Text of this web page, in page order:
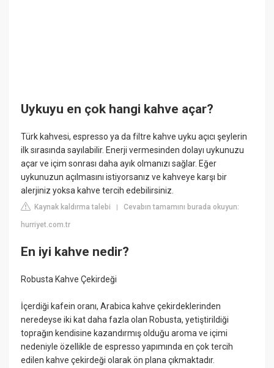
Uykuyu en çok hangi kahve açar?
Türk kahvesi, espresso ya da filtre kahve uyku açıcı şeylerin
ilk sırasında sayılabilir. Enerji vermesinden dolayı uykunuzu
açar ve içim sonrası daha ayık olmanızı sağlar. Eğer
uykunuzun açılmasını istiyorsanız ve kahveye karşı bir
alerjiniz yoksa kahve tercih edebilirsiniz.
Kaynak kaldırma talebi |Cevabın tamamını burada okuyun:
hurriyet.com.tr
En iyi kahve nedir?
Robusta Kahve Çekirdeği
İçerdiği kafein oranı, Arabica kahve çekirdeklerinden
neredeyse iki kat daha fazla olan Robusta, yetiştirildiği
toprağın kendisine kazandırmış olduğu aroma ve içimi
nedeniyle özellikle de espresso yapımında en çok tercih
edilen kahve çekirdeği olarak ön plana çıkmaktadır.